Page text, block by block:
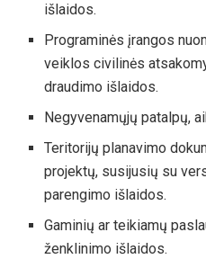
išlaidos.
Programinės įrangos
veiklos civilinės
draudimo išlaidos.
Negyvenamųjų patalpų,
Teritorijų planavimo
projektų, susijusių su
parengimo išlaidos.
Gaminių ar teikiamų
ženklinimo išlaidos.